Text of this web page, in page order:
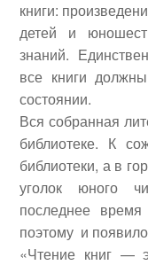
книги:
детей и
знаний.
все книги
состоянии.
Вся собранная
библиотеке. К
библиотеки, а в
уголок юного
последнее
поэтому и
«Чтение книг —